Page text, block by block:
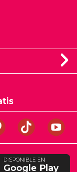
DISPONIBLE EN
Google Play